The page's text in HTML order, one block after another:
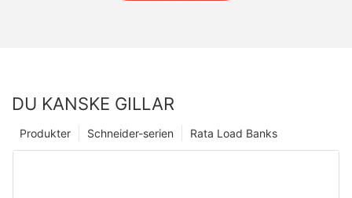
DU KANSKE GILLAR
Rata Load Banks
Schneider-serien
Produkter